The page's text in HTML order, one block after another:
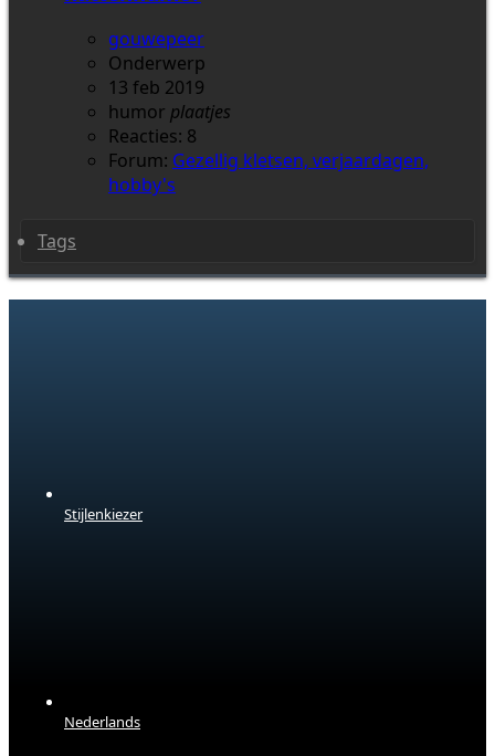
gouwepeer
Onderwerp
13 feb 2019
humor plaatjes
Reacties: 8
Forum: Gezellig kletsen, verjaardagen,
hobby's
Tags
Stijlenkiezer
Nederlands